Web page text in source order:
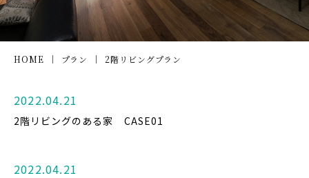
HOME プラン 2階リビングプラン
2022.04.21
2階リビングのある家 CASE01
2022.04.21